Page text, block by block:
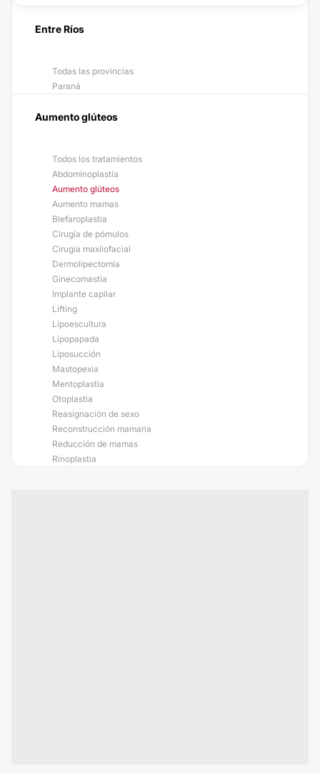
Entre Ríos
Todas las provincias
Paraná
Aumento glúteos
Todos los tratamientos
Abdominoplastía
Aumento glúteos
Aumento mamas
Blefaroplastia
Cirugía de pómulos
Cirugía maxilofacial
Dermolipectomía
Ginecomastia
Implante capilar
Lifting
Lipoescultura
Lipopapada
Liposucción
Mastopexia
Mentoplastia
Otoplastia
Reasignación de sexo
Reconstrucción mamaria
Reducción de mamas
Rinoplastia